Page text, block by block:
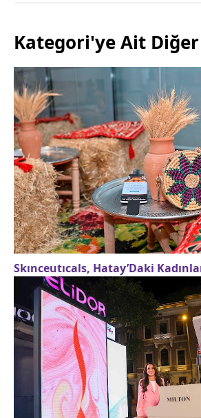
Kategori'ye Ait
Skınceutıcals, Hatay’Daki